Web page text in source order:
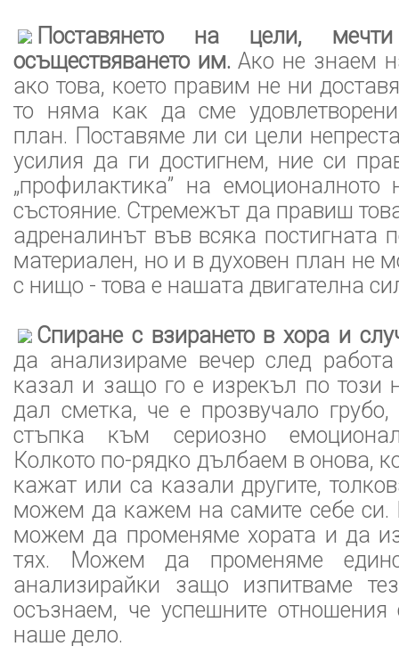
Поставянето на цели,
осъществяването им. Ако не знаем
ако това, което правим не ни
то няма как да сме
план. Поставяме ли си цели
усилия да ги достигнем, ние си
„профилактика” на емоционалното
състояние. Стремежът да правиш
адреналинът във всяка постигната
материален, но и в духовен план не
с нищо - това е нашата двигателна
Спиране с взирането в хора и
да анализираме вечер след
казал и защо го е изрекъл по този
дал сметка, че е прозвучало
стъпка към сериозно
Колкото по-рядко дълбаем в онова,
кажат или са казали другите,
можем да кажем на самите себе си.
можем да променяме хората и да
тях. Можем да променяме
анализирайки защо изпитваме
осъзнаем, че успешните отношения
наше дело.